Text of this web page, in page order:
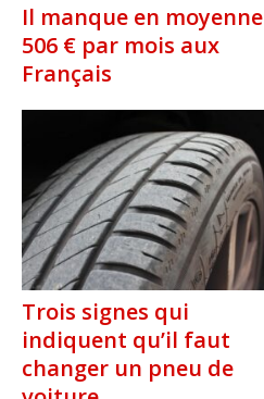
Il manque en moyenne
506 € par mois aux
Français
Trois signes qui
indiquent qu’il faut
changer un pneu de